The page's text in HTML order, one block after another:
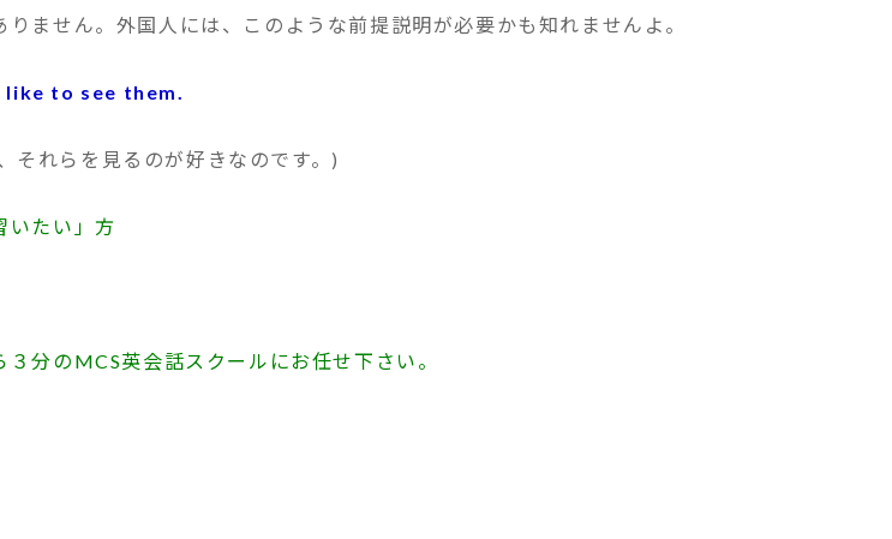
ません。外国人には、このような前提説明が必要かも知れませんよ。
to see them.
れらを見るのが好きなのです。)
いたい」方
分のMCS英会話スクールにお任せ下さい。